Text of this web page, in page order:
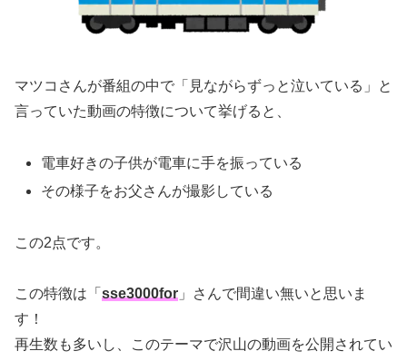
マツコさんが番組の中で「見ながらずっと泣いている」と
言っていた動画の特徴について挙げると、
電車好きの子供が電車に手を振っている
その様子をお父さんが撮影している
この2点です。
この特徴は「 sse3000for 」さんで間違い無いと思いま
す！
再生数も多いし、このテーマで沢山の動画を公開されてい